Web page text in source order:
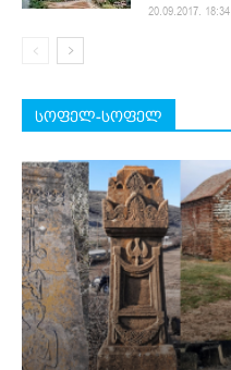
20.09.2017. 18:34
სოფელ-სოფელ